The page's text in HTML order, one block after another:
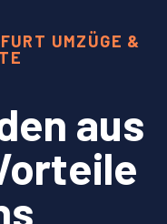
UMZÜGE &
aus